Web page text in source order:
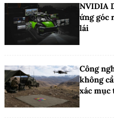
NVIDIA
ứng góc
lái
Công
không
xác mục